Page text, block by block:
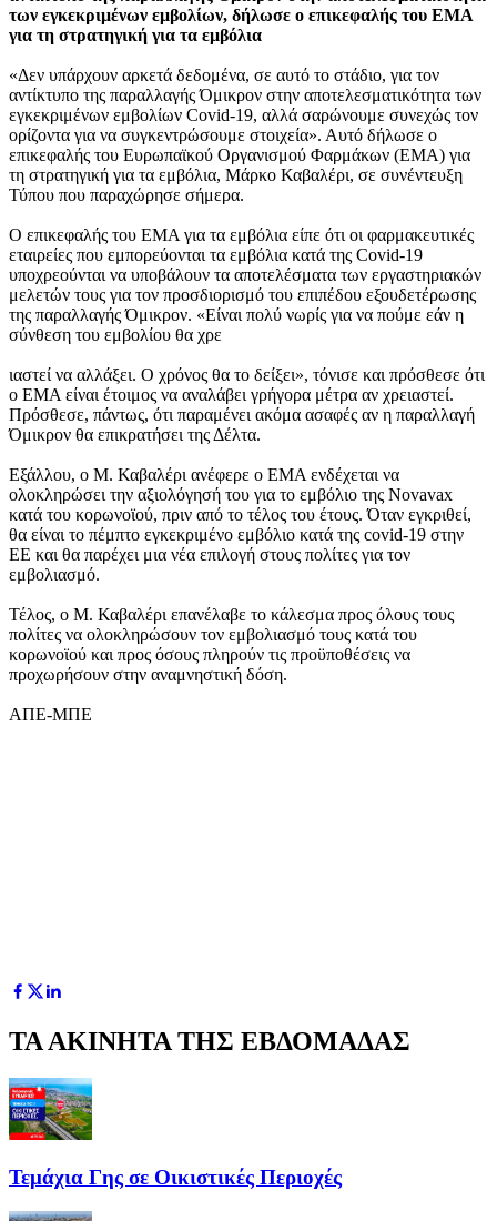
των εγκεκριμένων εμβολίων, δήλωσε ο επικεφαλής του ΕΜΑ
για τη στρατηγική για τα εμβόλια
«Δεν υπάρχουν αρκετά δεδομένα, σε αυτό το στάδιο, για τον
αντίκτυπο της παραλλαγής Όμικρον στην αποτελεσματικότητα των
εγκεκριμένων εμβολίων Covid-19, αλλά σαρώνουμε συνεχώς τον
ορίζοντα για να συγκεντρώσουμε στοιχεία». Αυτό δήλωσε ο
επικεφαλής του Ευρωπαϊκού Οργανισμού Φαρμάκων (ΕΜΑ) για
τη στρατηγική για τα εμβόλια, Μάρκο Καβαλέρι, σε συνέντευξη
Τύπου που παραχώρησε σήμερα.
Ο επικεφαλής του ΕΜΑ για τα εμβόλια είπε ότι οι φαρμακευτικές
εταιρείες που εμπορεύονται τα εμβόλια κατά της Covid-19
υποχρεούνται να υποβάλουν τα αποτελέσματα των εργαστηριακών
μελετών τους για τον προσδιορισμό του επιπέδου εξουδετέρωσης
της παραλλαγής Όμικρον. «Είναι πολύ νωρίς για να πούμε εάν η
σύνθεση του εμβολίου θα χρε
ιαστεί να αλλάξει. Ο χρόνος θα το δείξει», τόνισε και πρόσθεσε ότι
ο ΕΜΑ είναι έτοιμος να αναλάβει γρήγορα μέτρα αν χρειαστεί.
Πρόσθεσε, πάντως, ότι παραμένει ακόμα ασαφές αν η παραλλαγή
Όμικρον θα επικρατήσει της Δέλτα.
Εξάλλου, ο Μ. Καβαλέρι ανέφερε o EMA ενδέχεται να
ολοκληρώσει την αξιολόγησή του για το εμβόλιο της Novavax
κατά του κορωνοϊού, πριν από το τέλος του έτους. Όταν εγκριθεί,
θα είναι το πέμπτο εγκεκριμένο εμβόλιο κατά της covid-19 στην
ΕΕ και θα παρέχει μια νέα επιλογή στους πολίτες για τον
εμβολιασμό.
Τέλος, ο Μ. Καβαλέρι επανέλαβε το κάλεσμα προς όλους τους
πολίτες να ολοκληρώσουν τον εμβολιασμό τους κατά του
κορωνοϊού και προς όσους πληρούν τις προϋποθέσεις να
προχωρήσουν στην αναμνηστική δόση.
ΑΠΕ-ΜΠΕ
ΤΑ ΑΚΙΝΗΤΑ ΤΗΣ ΕΒΔΟΜΑΔΑΣ
Τεμάχια Γης σε Οικιστικές Περιοχές